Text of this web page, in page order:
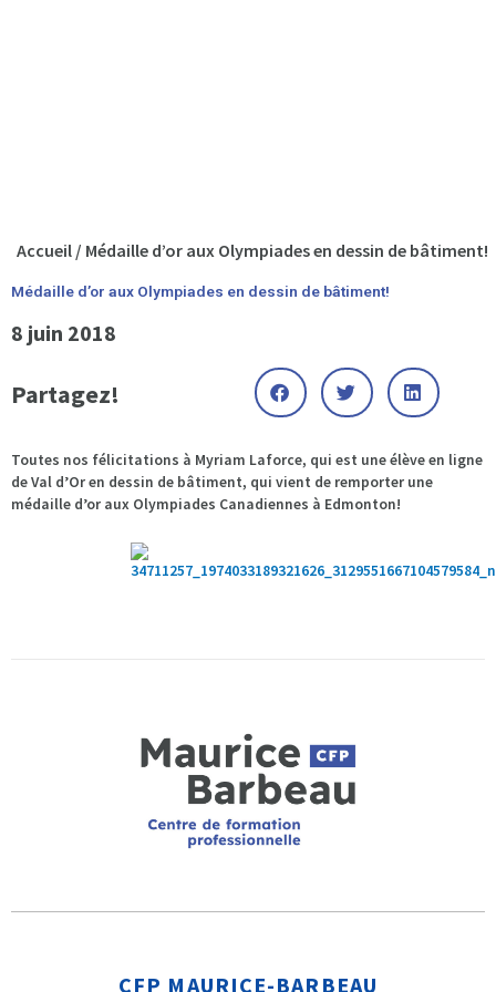
Accueil / Médaille d’or aux Olympiades en dessin de bâtiment!
Médaille d’or aux Olympiades en dessin de bâtiment!
8 juin 2018
Partagez!
Toutes nos félicitations à Myriam Laforce, qui est une élève en ligne
de Val d’Or en dessin de bâtiment, qui vient de remporter une
médaille d’or aux Olympiades Canadiennes à Edmonton!
CFP MAURICE-BARBEAU